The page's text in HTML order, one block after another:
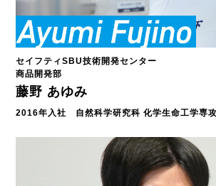
セイフティSBU技術開発センター
商品開発部
藤野 あゆみ
2016年入社 自然科学研究科 化学生命工学専